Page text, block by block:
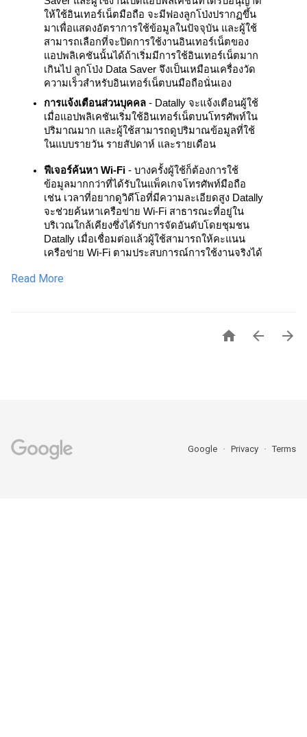
ให้ใช้อินเทอร์เน็ตมือถือ จะมีฟองลูกโป่งปรากฏขึ้น
มาเพื่อแสดงอัตราการใช้ข้อมูลในปัจจุบัน และผู้ใช้
สามารถเลือกที่จะปิดการใช้งานอินเทอร์เน็ตของ
แอปพลิเคชันนั้นได้ถ้าเริ่มมีการใช้อินเทอร์เน็ตมาก
เกินไป ลูกโป่ง Data Saver จึงเป็นเหมือนเครื่องวัด
ความเร็วสำหรับอินเทอร์เน็ตบนมือถือนั่นเอง
การแจ้งเตือนส่วนบุคคล - Datally จะแจ้งเตือนผู้ใช้
เมื่อแอปพลิเคชันเริ่มใช้อินเทอร์เน็ตบนโทรศัพท์ใน
ปริมาณมาก และผู้ใช้สามารถดูปริมาณข้อมูลที่ใช้
ในแบบรายวัน รายสัปดาห์ และรายเดือน
ฟีเจอร์ค้นหา Wi-Fi - บางครั้งผู้ใช้ก็ต้องการใช้
ข้อมูลมากกว่าที่ได้รับในแพ็คเกจโทรศัพท์มือถือ
เช่น เวลาที่อยากดูวิดีโอที่มีความละเอียดสูง Datally
จะช่วยค้นหาเครือข่าย Wi-Fi สาธารณะที่อยู่ใน
บริเวณใกล้เคียงซึ่งได้รับการจัดอันดับโดยชุมชน
Datally เมื่อเชื่อมต่อแล้วผู้ใช้สามารถให้คะแนน
เครือข่าย Wi-Fi ตามประสบการณ์การใช้งานจริงได้
Read More
  
Google Privacy Terms